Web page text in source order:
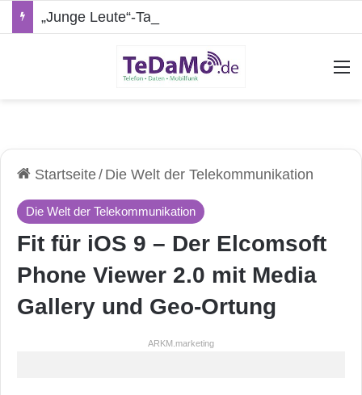
Startseite/ Die Welt der Telekommunikation
Die Welt der Telekommunikation
Fit für iOS 9 – Der Elcomsoft
Phone Viewer 2.0 mit Media
Gallery und Geo-Ortung
ARKM.marketing